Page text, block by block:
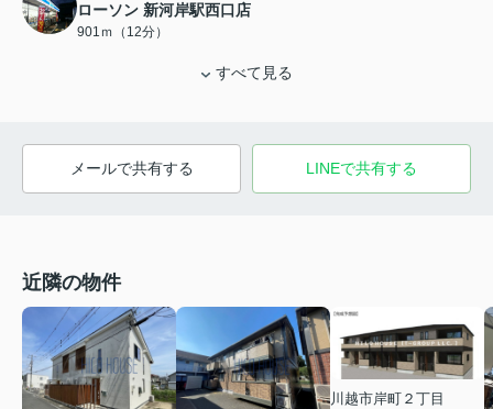
ローソン 新河岸駅西口店
901ｍ（12分）
すべて見る
メールで共有する LINEで共有する
近隣の物件
川越市岸町２丁目